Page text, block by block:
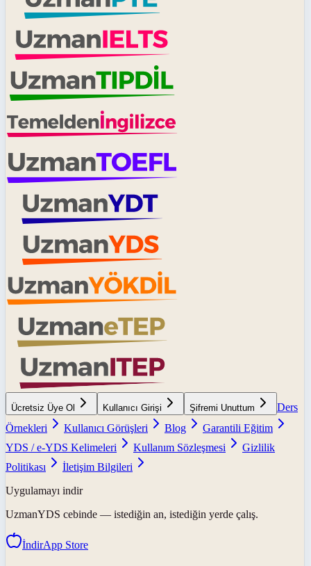
Ücretsiz Üye Ol Kullanıcı Girişi Şifremi Unuttum
Ders
Örnekleri
Kullanıcı Görüşleri Blog
Garantili Eğitim
YDS / e-YDS Kelimeleri
Kullanım Sözleşmesi
Gizlilik
Politikası
İletişim Bilgileri
Uygulamayı indir
UzmanYDS cebinde — istediğin an, istediğin yerde çalış.
İndirApp Store